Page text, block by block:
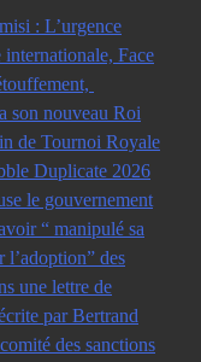
: L’urgence
internationale, Face
son nouveau Roi
de Tournoi Royale
Duplicate 2026
le gouvernement
“ manipulé sa
l’adoption” des
une lettre de
par Bertrand
des sanctions